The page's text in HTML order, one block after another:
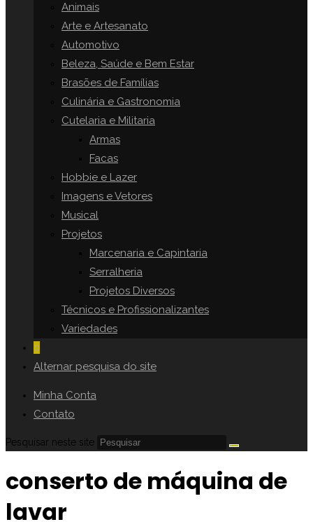
Animais
Arte e Artesanato
Automotivo
Beleza, Saúde e Bem Estar
Brasões de Famílias
Culinária e Gastronomia
Cutelaria e Militaria
Armas
Facas
Hobbie e Lazer
Imagens e Vetores
Musical
Projetos
Marcenaria e Capintaria
Serralheria
Projetos Diversos
Técnicos e Profissionalizantes
Variedades
0
Alternar pesquisa do site
Minha Conta
Contato
Pesquisar neste site
conserto de máquina de
lavar